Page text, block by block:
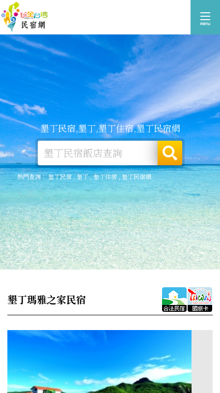
墾丁民宿,墾丁,墾丁住宿,墾丁民宿網
熱門查詢：墾丁民宿,墾丁,墾丁住宿,墾丁民宿網
墾丁瑪雅之家民宿